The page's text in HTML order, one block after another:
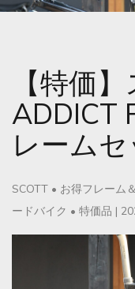
【特価
ADDICT
レーム
SCOTT • お得フレーム
ードバイク • 特価品 |